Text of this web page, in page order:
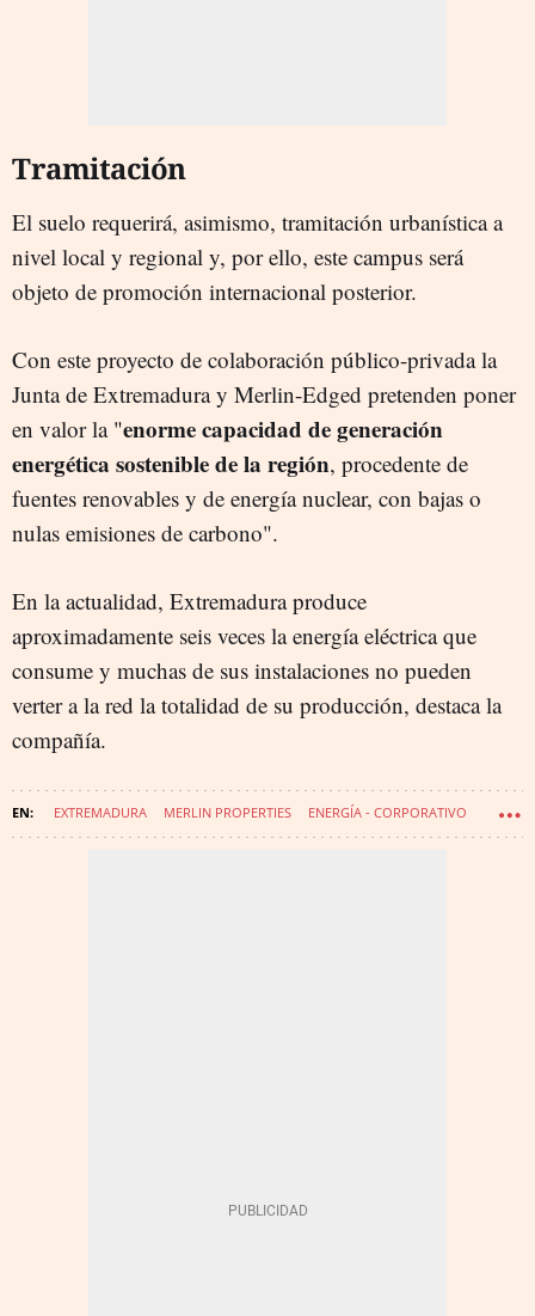
Tramitación
El suelo requerirá, asimismo, tramitación urbanística a
nivel local y regional y, por ello, este campus será
objeto de promoción internacional posterior.
Con este proyecto de colaboración público-privada la
Junta de Extremadura y Merlin-Edged pretenden poner
en valor la "enorme capacidad de generación
energética sostenible de la región, procedente de
fuentes renovables y de energía nuclear, con bajas o
nulas emisiones de carbono".
En la actualidad, Extremadura produce
aproximadamente seis veces la energía eléctrica que
consume y muchas de sus instalaciones no pueden
verter a la red la totalidad de su producción, destaca la
compañía.
EXTREMADURA MERLIN PROPERTIES ENERGÍA - CORPORATIVO